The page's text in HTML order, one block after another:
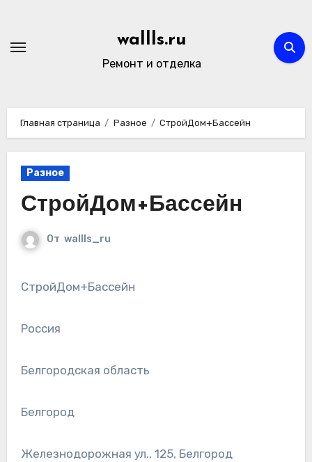
содержимому
wallls.ru
Ремонт и отделка
Главная страница Разное СтройДом+Бассейн
Разное
СтройДом+Бассейн
От wallls_ru
СтройДом+Бассейн
Россия
Белгородская область
Белгород
Железнодорожная ул., 125, Белгород